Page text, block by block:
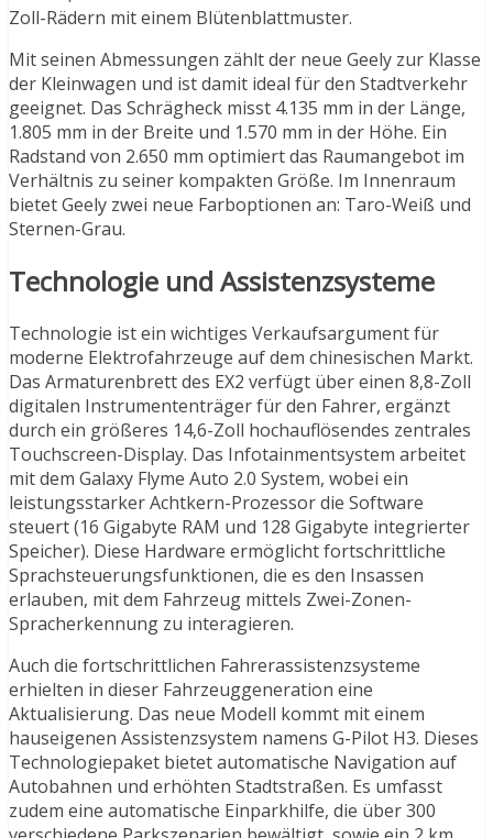
Zoll-Rädern mit einem Blütenblattmuster.
Mit seinen Abmessungen zählt der neue Geely zur Klasse
der Kleinwagen und ist damit ideal für den Stadtverkehr
geeignet. Das Schrägheck misst 4.135 mm in der Länge,
1.805 mm in der Breite und 1.570 mm in der Höhe. Ein
Radstand von 2.650 mm optimiert das Raumangebot im
Verhältnis zu seiner kompakten Größe. Im Innenraum
bietet Geely zwei neue Farboptionen an: Taro-Weiß und
Sternen-Grau.
Technologie und Assistenzsysteme
Technologie ist ein wichtiges Verkaufsargument für
moderne Elektrofahrzeuge auf dem chinesischen Markt.
Das Armaturenbrett des EX2 verfügt über einen 8,8-Zoll
digitalen Instrumententräger für den Fahrer, ergänzt
durch ein größeres 14,6-Zoll hochauflösendes zentrales
Touchscreen-Display. Das Infotainmentsystem arbeitet
mit dem Galaxy Flyme Auto 2.0 System, wobei ein
leistungsstarker Achtkern-Prozessor die Software
steuert (16 Gigabyte RAM und 128 Gigabyte integrierter
Speicher). Diese Hardware ermöglicht fortschrittliche
Sprachsteuerungsfunktionen, die es den Insassen
erlauben, mit dem Fahrzeug mittels Zwei-Zonen-
Spracherkennung zu interagieren.
Auch die fortschrittlichen Fahrerassistenzsysteme
erhielten in dieser Fahrzeuggeneration eine
Aktualisierung. Das neue Modell kommt mit einem
hauseigenen Assistenzsystem namens G-Pilot H3. Dieses
Technologiepaket bietet automatische Navigation auf
Autobahnen und erhöhten Stadtstraßen. Es umfasst
zudem eine automatische Einparkhilfe, die über 300